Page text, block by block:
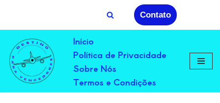
para
o
conteúdo
Contato
Início
Política de Privacidade
Sobre Nós
Termos e Condições